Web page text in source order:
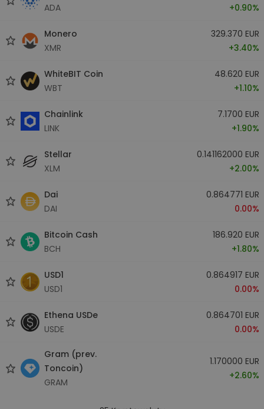
ADA
+0.90%
Monero
XMR
329.370 EUR
+3.40%
WhiteBIT Coin
WBT
48.620 EUR
+1.10%
Chainlink
LINK
7.1700 EUR
+1.90%
Stellar
XLM
0.141162000 EUR
+2.00%
Dai
DAI
0.864771 EUR
0.00%
Bitcoin Cash
BCH
186.920 EUR
+1.80%
USD1
USD1
0.864917 EUR
0.00%
Ethena USDe
USDE
0.864701 EUR
0.00%
Gram (prev.
Toncoin)
GRAM
1.170000 EUR
+2.60%